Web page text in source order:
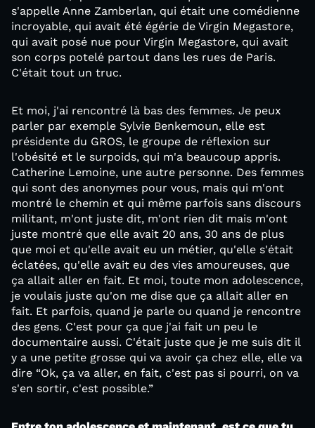
s'appelle Anne Zamberlan, qui était une comédienne
incroyable, qui avait été égérie de Virgin Megastore,
qui avait posé nue pour Virgin Megastore, qui avait
son corps potelé partout dans les rues de Paris.
C'était tout un truc.
Et moi, j'ai rencontré là bas des femmes. Je peux
parler par exemple Sylvie Benkemoun, elle est
présidente du GROS, le groupe de réflexion sur
l'obésité et le surpoids, qui m'a beaucoup appris.
Catherine Lemoine, une autre personne. Des femmes
qui sont des anonymes pour vous, mais qui m'ont
montré le chemin et qui même parfois sans discours
militant, m'ont juste dit, m'ont rien dit mais m'ont
juste montré que elle avait 20 ans, 30 ans de plus
que moi et qu'elle avait eu un métier, qu'elle s'était
éclatées, qu'elle avait eu des vies amoureuses, que
ça allait aller en fait. Et moi, toute mon adolescence,
je voulais juste qu'on me dise que ça allait aller en
fait. Et parfois, quand je parle ou quand je rencontre
des gens. C'est pour ça que j'ai fait un peu le
documentaire aussi. C'était juste que je me suis dit il
y a une petite grosse qui va avoir ça chez elle, elle va
dire “Ok, ça va aller, en fait, c'est pas si pourri, on va
s'en sortir, c'est possible.”